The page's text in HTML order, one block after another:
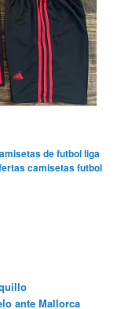
de futbol liga
camisetas futbol
ante Mallorca